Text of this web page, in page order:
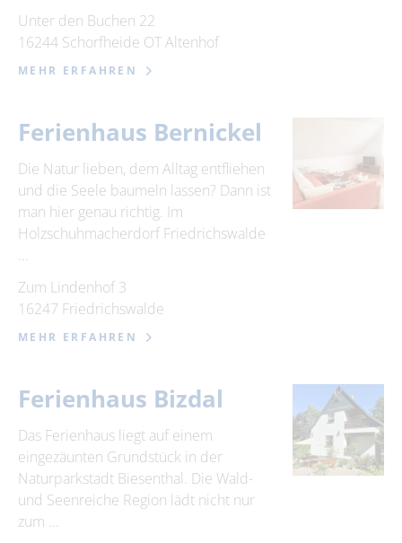
Unter den Buchen 22
16244 Schorfheide OT Altenhof
MEHR ERFAHREN
Ferienhaus Bernickel
Die Natur lieben, dem Alltag entfliehen
und die Seele baumeln lassen? Dann ist
man hier genau richtig. Im
Holzschuhmacherdorf Friedrichswalde
…
Zum Lindenhof 3
16247 Friedrichswalde
MEHR ERFAHREN
Ferienhaus Bizdal
Das Ferienhaus liegt auf einem
eingezäunten Grundstück in der
Naturparkstadt Biesenthal. Die Wald-
und Seenreiche Region lädt nicht nur
zum …